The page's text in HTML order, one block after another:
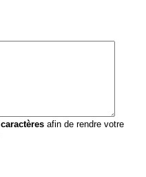
caractères afin de rendre votre